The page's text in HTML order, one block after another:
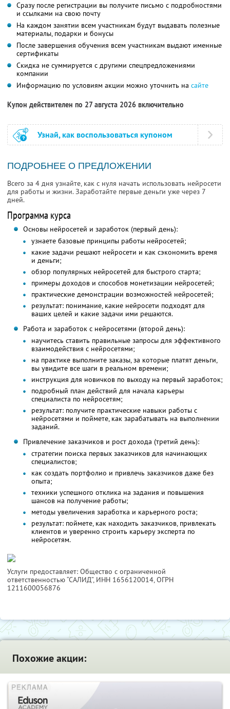
Сразу после регистрации вы получите письмо с подробностями
и ссылками на свою почту
На каждом занятии всем участникам будут выдавать полезные
материалы, подарки и бонусы
После завершения обучения всем участникам выдают именные
сертификаты
Скидка не суммируется с другими спецпредложениями
компании
Информацию по условиям акции можно уточнить на сайте
Купон действителен по 27 августа 2026 включительно
Узнай, как воспользоваться купоном
ПОДРОБНЕЕ О ПРЕДЛОЖЕНИИ
Всего за 4 дня узнайте, как с нуля начать использовать нейросети
для работы и жизни. Заработайте первые деньги уже через 7
дней.
Программа курса
Основы нейросетей и заработок (первый день):
узнаете базовые принципы работы нейросетей;
какие задачи решают нейросети и как сэкономить время
и деньги;
обзор популярных нейросетей для быстрого старта;
примеры доходов и способов монетизации нейросетей;
практические демонстрации возможностей нейросетей;
результат: понимание, какие нейросети подходят для
ваших целей и какие задачи ими решаются.
Работа и заработок с нейросетями (второй день):
научитесь ставить правильные запросы для эффективного
взаимодействия с нейросетями;
на практике выполните заказы, за которые платят деньги,
вы увидите все шаги в реальном времени;
инструкция для новичков по выходу на первый заработок;
подробный план действий для начала карьеры
специалиста по нейросетям;
результат: получите практические навыки работы с
нейросетями и поймете, как зарабатывать на выполнении
заданий.
Привлечение заказчиков и рост дохода (третий день):
стратегии поиска первых заказчиков для начинающих
специалистов;
как создать портфолио и привлечь заказчиков даже без
опыта;
техники успешного отклика на задания и повышения
шансов на получение работы;
методы увеличения заработка и карьерного роста;
результат: поймете, как находить заказчиков, привлекать
клиентов и уверенно строить карьеру эксперта по
нейросетям.
Услуги предоставляет: Общество с ограниченной
ответственностью “САЛИД”, ИНН 1656120014, ОГРН
1211600056876
Похожие акции: